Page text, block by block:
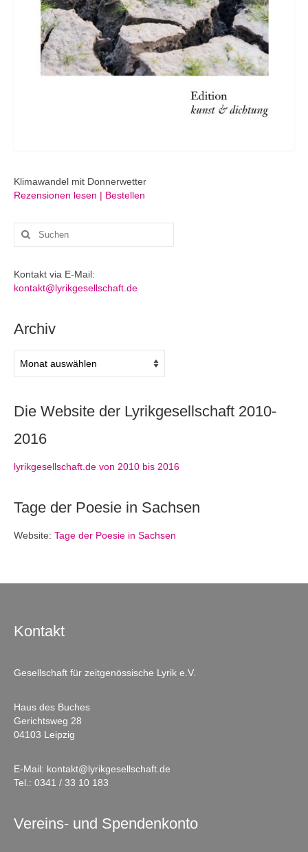
Klimawandel mit Donnerwetter
Rezensionen lesen | Bestellen
Suchen
nach:
Kontakt via E-Mail:
kontakt@lyrikgesellschaft.de
Archiv
Die Website der Lyrikgesellschaft 2010-
2016
lyrikgesellschaft.de von 2010 bis 2016
Tage der Poesie in Sachsen
Website: Tage der Poesie in Sachsen
Kontakt
Gesellschaft für zeitgenössische Lyrik e.V.
Haus des Buches
Gerichtsweg 28
04103 Leipzig
E-Mail: kontakt@lyrikgesellschaft.de
Tel.: 0341 / 33 10 183
Vereins- und Spendenkonto